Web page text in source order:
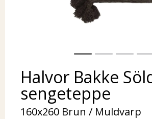
Halvor Bakke
sengeteppe
160x260 Brun / Muldvarp